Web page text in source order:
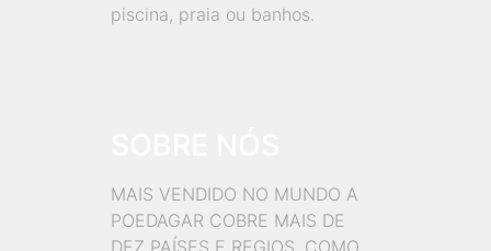
piscina, praia ou banhos.
MAIS VENDIDO NO MUNDO A
POEDAGAR COBRE MAIS DE
DEZ PAÍSES E REGIOS, COMO